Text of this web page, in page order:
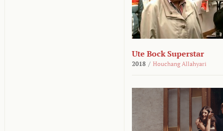
Ute Bock Superstar
2018 / Houchang Allahyari